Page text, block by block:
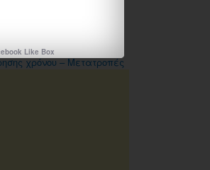
χρόνου – Μετατροπές
Like Box